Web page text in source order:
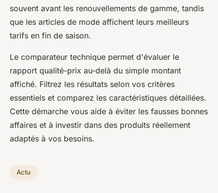
souvent avant les renouvellements de gamme, tandis
que les articles de mode affichent leurs meilleurs
tarifs en fin de saison.
Le comparateur technique permet d'évaluer le
rapport qualité-prix au-delà du simple montant
affiché. Filtrez les résultats selon vos critères
essentiels et comparez les caractéristiques détaillées.
Cette démarche vous aide à éviter les fausses bonnes
affaires et à investir dans des produits réellement
adaptés à vos besoins.
Actu